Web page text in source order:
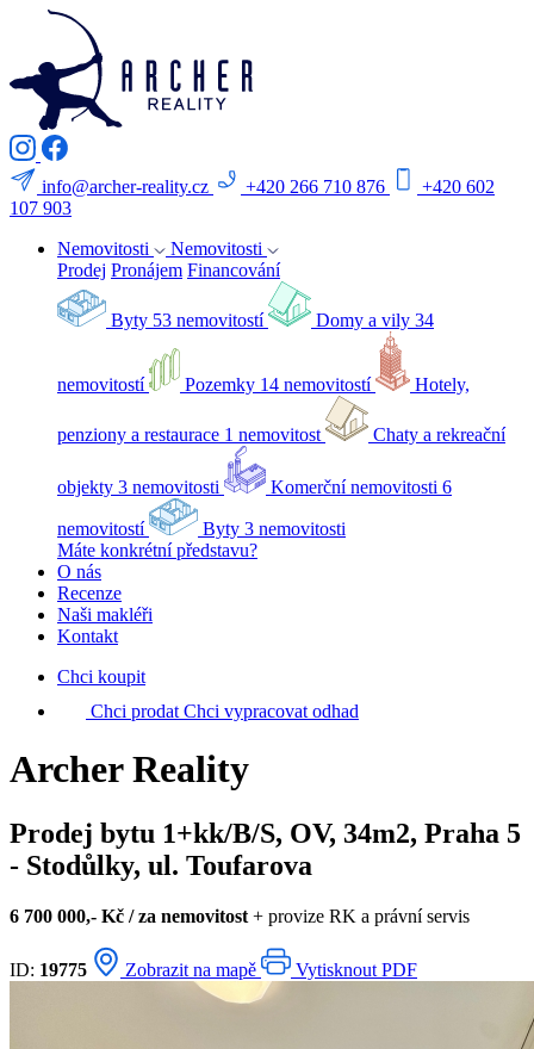
info@archer-reality.cz +420 266 710 876
+420 602
107 903
Nemovitosti
Nemovitosti
Prodej Pronájem Financování
Byty 53 nemovitostí Domy a vily 34
nemovitostí Pozemky 14 nemovitostí Hotely,
penziony a restaurace 1 nemovitost Chaty a rekreační
objekty 3 nemovitosti Komerční nemovitosti 6
nemovitostí Byty 3 nemovitosti
Máte konkrétní představu?
O nás
Recenze
Naši makléři
Kontakt
Chci koupit
Chci prodat Chci vypracovat odhad
Archer Reality
Prodej bytu 1+kk/B/S, OV, 34m2, Praha 5
- Stodůlky, ul. Toufarova
6 700 000,- Kč / za nemovitost + provize RK a právní servis
ID: 19775 Zobrazit na mapě Vytisknout PDF